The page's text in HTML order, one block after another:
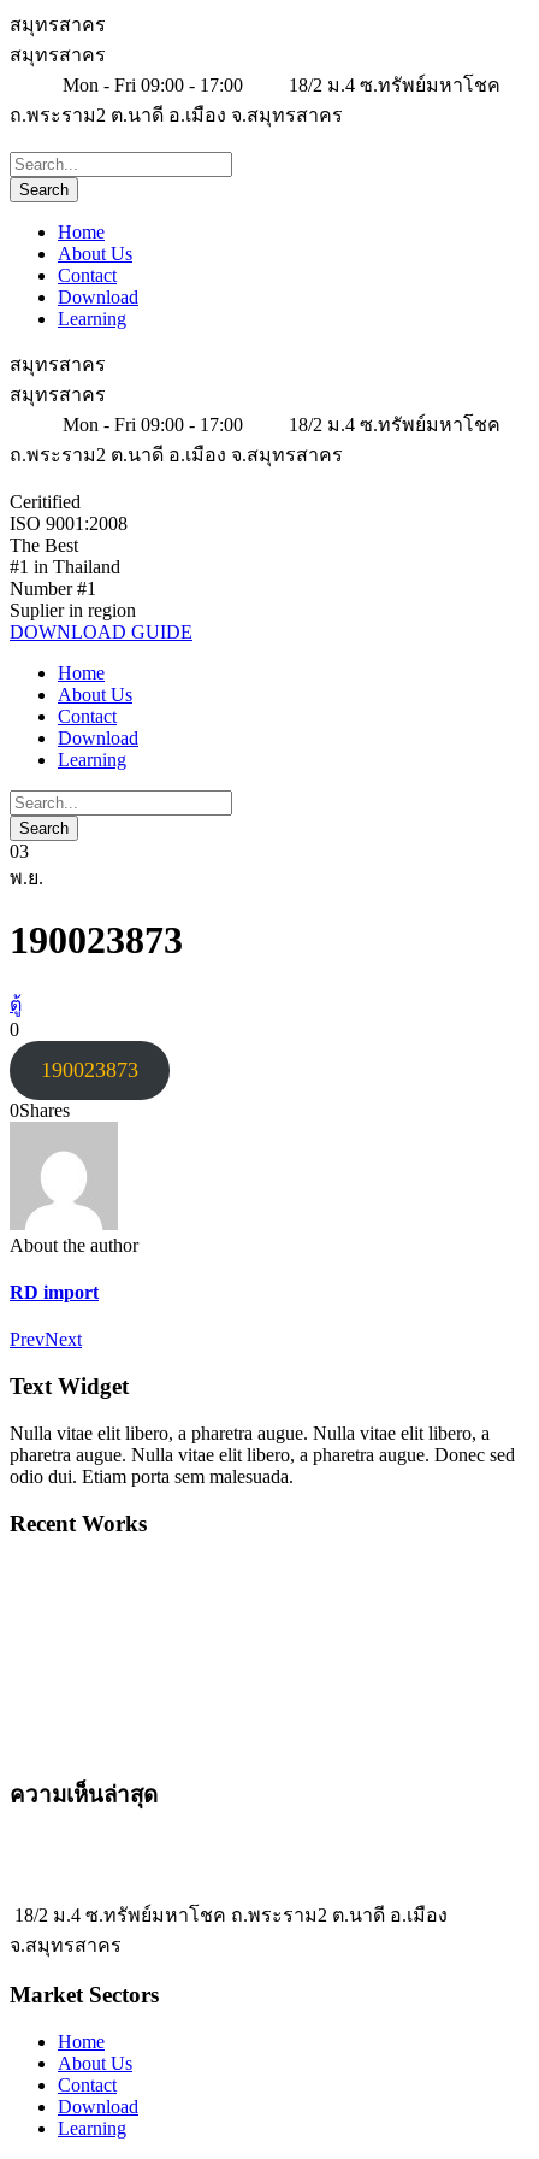
สมุทรสาคร
สมุทรสาคร
Mon - Fri 09:00 - 17:00
18/2 ม.4 ซ.ทรัพย์มหาโชค
ถ.พระราม2 ต.นาดี อ.เมือง จ.สมุทรสาคร
Home
About Us
Contact
Download
Learning
สมุทรสาคร
สมุทรสาคร
Mon - Fri 09:00 - 17:00
18/2 ม.4 ซ.ทรัพย์มหาโชค
ถ.พระราม2 ต.นาดี อ.เมือง จ.สมุทรสาคร
Ceritified
ISO 9001:2008
The Best
#1 in Thailand
Number #1
Suplier in region
DOWNLOAD GUIDE
Home
About Us
Contact
Download
Learning
03
พ.ย.
190023873
ตู้
0
190023873
0Shares
About the author
RD import
PrevNext
Text Widget
Nulla vitae elit libero, a pharetra augue. Nulla vitae elit libero, a
pharetra augue. Nulla vitae elit libero, a pharetra augue. Donec sed
odio dui. Etiam porta sem malesuada.
Recent Works
ความเห็นล่าสุด
18/2 ม.4 ซ.ทรัพย์มหาโชค ถ.พระราม2 ต.นาดี อ.เมือง
จ.สมุทรสาคร
Market Sectors
Home
About Us
Contact
Download
Learning